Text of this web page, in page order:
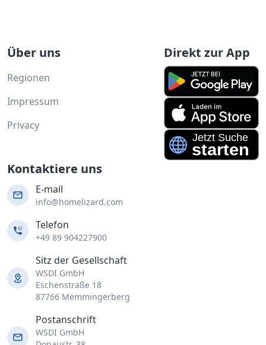
Über uns
Regionen
Impressum
Privacy
Direkt zur App
Kontaktiere uns
E-mail
info@homelizard.com
Telefon
+49 89 904227900
Sitz der Gesellschaft
WSDI GmbH
Eschenstraße 18
87766 Memmingerberg
Postanschrift
WSDI GmbH